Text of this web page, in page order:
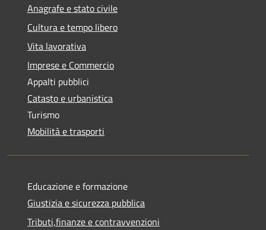
Anagrafe e stato civile
Cultura e tempo libero
Vita lavorativa
Imprese e Commercio
Appalti pubblici
Catasto e urbanistica
Turismo
Mobilità e trasporti
Educazione e formazione
Giustizia e sicurezza pubblica
Tributi,finanze e contravvenzioni